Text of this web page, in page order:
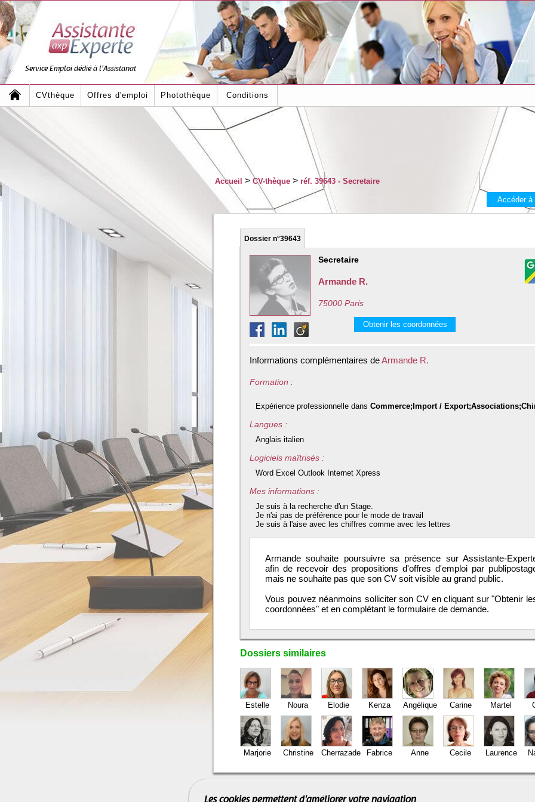
Service Emploi dédié à l'Assistanat
CVthèque Offres d'emploi Photothèque Conditions
Accueil > CV-thèque > réf. 39643 - Secretaire
Accéder à
Dossier n°39643
Secretaire
Armande R.
75000 Paris
Obtenir les coordonnées
Informations complémentaires deArmande R.
Formation :
Expérience professionnelle dans Commerce;Import /
Langues :
Anglais italien
Logiciels maîtrisés :
Word Excel Outlook Internet Xpress
Mes informations :
Je suis à la recherche d'un Stage.
Je n'ai pas de préférence pour le mode de travail
Je suis à l'aise avec les chiffres comme avec les lettres
Armande souhaite poursuivre sa présence sur Assistante-
afin de recevoir des propositions d'offres d'emploi par
mais ne souhaite pas que son CV soit visible au grand public.
Vous pouvez néanmoins solliciter son CV en cliquant sur "Obtenir
coordonnées" et en complétant le formulaire de demande.
Dossiers similaires
Estelle Noura Elodie Kenza Angélique Carine Martel
Marjorie Christine Cherrazade Fabrice Anne Cecile Laurence
Les cookies permettent d'améliorer votre navigation